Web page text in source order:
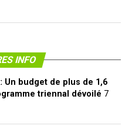
INFO
Un budget de plus de 1,6
triennal dévoilé 7